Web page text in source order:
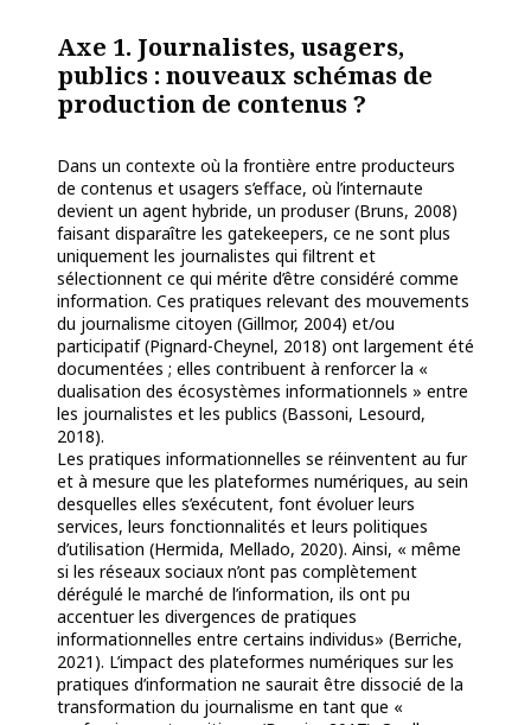
Axe 1. Journalistes, usagers,
publics : nouveaux schémas de
production de contenus ?
Dans un contexte où la frontière entre producteurs
de contenus et usagers s’efface, où l’internaute
devient un agent hybride, un produser (Bruns, 2008)
faisant disparaître les gatekeepers, ce ne sont plus
uniquement les journalistes qui filtrent et
sélectionnent ce qui mérite d’être considéré comme
information. Ces pratiques relevant des mouvements
du journalisme citoyen (Gillmor, 2004) et/ou
participatif (Pignard-Cheynel, 2018) ont largement été
documentées ; elles contribuent à renforcer la «
dualisation des écosystèmes informationnels » entre
les journalistes et les publics (Bassoni, Lesourd,
2018).
Les pratiques informationnelles se réinventent au fur
et à mesure que les plateformes numériques, au sein
desquelles elles s’exécutent, font évoluer leurs
services, leurs fonctionnalités et leurs politiques
d’utilisation (Hermida, Mellado, 2020). Ainsi, « même
si les réseaux sociaux n’ont pas complètement
dérégulé le marché de l’information, ils ont pu
accentuer les divergences de pratiques
informationnelles entre certains individus» (Berriche,
2021). L’impact des plateformes numériques sur les
pratiques d’information ne saurait être dissocié de la
transformation du journalisme en tant que «